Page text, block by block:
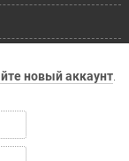
новый аккаунт.